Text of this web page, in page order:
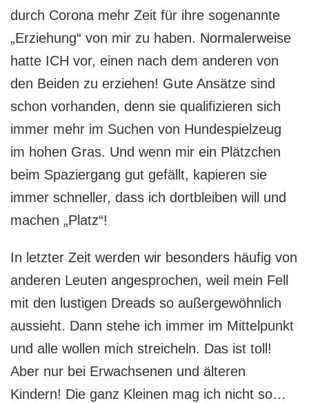
durch Corona mehr Zeit für ihre sogenannte
„Erziehung“ von mir zu haben. Normalerweise
hatte ICH vor, einen nach dem anderen von
den Beiden zu erziehen! Gute Ansätze sind
schon vorhanden, denn sie qualifizieren sich
immer mehr im Suchen von Hundespielzeug
im hohen Gras. Und wenn mir ein Plätzchen
beim Spaziergang gut gefällt, kapieren sie
immer schneller, dass ich dortbleiben will und
machen „Platz“!
In letzter Zeit werden wir besonders häufig von
anderen Leuten angesprochen, weil mein Fell
mit den lustigen Dreads so außergewöhnlich
aussieht. Dann stehe ich immer im Mittelpunkt
und alle wollen mich streicheln. Das ist toll!
Aber nur bei Erwachsenen und älteren
Kindern! Die ganz Kleinen mag ich nicht so…